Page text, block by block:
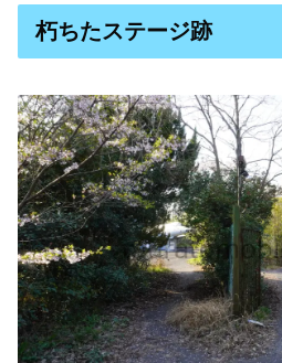
朽ちたステージ跡